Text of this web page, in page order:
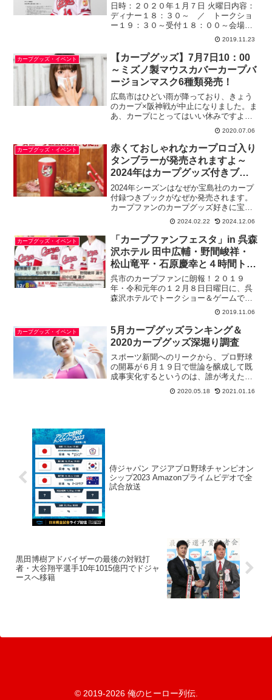
日時：２０２０年１月７日 火曜日内容：
ディナー１８：３０～ ／ トークショ
ー１９：３０～受付１８：００～会場：
福山総合結婚式場 みやび ２階 鳳凰
の間料金：おとな １５，０００円（税
込）こども ９，０００円（税込）上記
料金には、お料理・お飲...
2019.11.23
カープグッズ・イベント
【カープグッズ】7月7日10：00
～ミズノ製マウスカバーカープバ
ージョンマスク6種類発売！
広島市はひどい雨が降っており、きょう
のカープ×阪神戦が中止になりました。ま
あ、カープにとってはいい休みですよ。
たぶん明日も雨で中止かも？？２０１９
年は、１度も雨で試合が流れたことはな
かったんですけど、１２０試合と少ない
時に限ってこうですよ。...
2020.07.06
カープグッズ・イベント
赤くておしゃれなカープロゴ入り
タンブラーが発売されますよ～
2024年はカープグッズ付きブッ
クが順次発売される!?
2024年シーズンはなぜか宝島社のカープ
付録つきブックがなぜか発売されます。
カープファンのカープグッズ好きに宝島
社が気づいたのか？やはりその道の専門
だけあってカープファンの心をくすぐる
アイテムをピンポイント投入してきま
す。カープ球団のカープ...
2024.02.22 2024.12.06
カープグッズ・イベント
「カープファンフェスタ」in 呉森
沢ホテル 田中広輔・野間峻祥・
松山竜平・石原慶幸と４時間トー
クショー＆ゲーム
呉市のカープファンに朗報！２０１９
年・令和元年の１２月８日日曜日に、呉
森沢ホテルでトークショー＆ゲームで生
のカープ選手に触れ合えるイベントをが
開催されます。サイン入りユニフォーム
が当たる抽選会やゲーム大会を午前と午
後に分けて、なんと４時間も...
2019.11.06
カープグッズ・イベント
5月カープグッズランキング＆
2020カープグッズ深堀り調査
スポーツ新聞へのリークから、プロ野球
の開幕が６月１９日で世論を醸成して既
成事実化するというのは、誰が考えたの
でしょうか？まあ、そんなことはどうで
もいいんですが、６月１９日に開幕しそ
2020.05.18 2021.01.16
侍ジャパン アジアプロ野球チャンピオン
シップ2023 Amazonプライムビデオで全
試合放送
黒田博樹アドバイザーの最後の対戦打
者・大谷翔平選手10年1015億円でドジャ
ースへ移籍
© 2019-2026 俺のヒーロー列伝.